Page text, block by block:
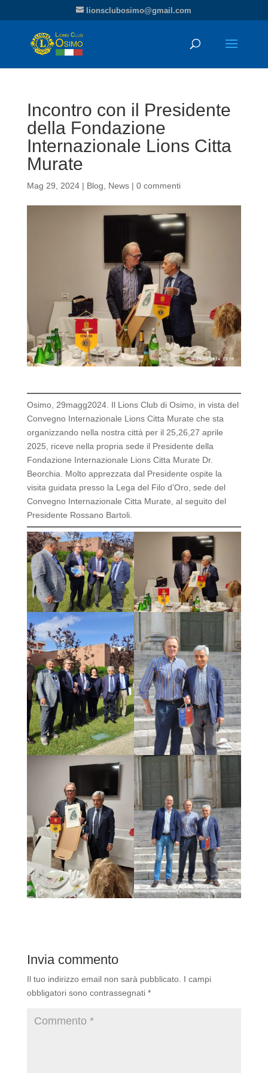
lionsclubosimo@gmail.com
Incontro con il Presidente
della Fondazione
Internazionale Lions Citta
Murate
Mag 29, 2024| Blog News| 0 commenti
Osimo, 29magg2024. Il Lions Club di Osimo, in vista del
Convegno Internazionale Lions Citta Murate che sta
organizzando nella nostra città per il 25,26,27 aprile
2025, riceve nella propria sede il Presidente della
Fondazione Internazionale Lions Citta Murate Dr.
Beorchia. Molto apprezzata dal Presidente ospite la
visita guidata presso la Lega del Filo d’Oro, sede del
Convegno Internazionale Citta Murate, al seguito del
Presidente Rossano Bartoli.
Invia commento
Il tuo indirizzo email non sarà pubblicato. I campi
obbligatori sono contrassegnati *